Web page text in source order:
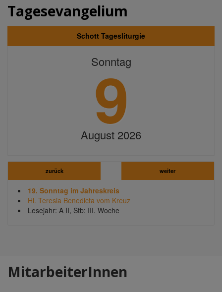
Tagesevangelium
Schott Tagesliturgie
Sonntag
9
August 2026
zurück weiter
19. Sonntag im Jahreskreis
Hl. Teresia Benedicta vom Kreuz
Lesejahr: A II, Stb: III. Woche
MitarbeiterInnen